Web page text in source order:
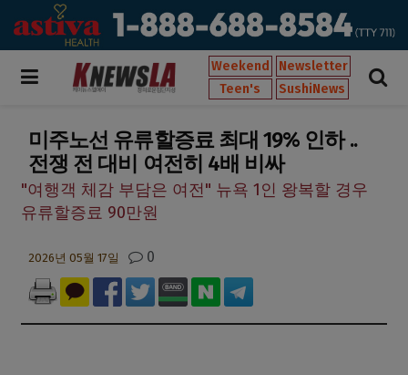
Weekend
Newsletter
Teen's
SushiNews
미주노선 유류할증료 최대 19% 인하 ..
전쟁 전 대비 여전히 4배 비싸
"여행객 체감 부담은 여전" 뉴욕 1인 왕복할 경우
유류할증료 90만원
2026년 05월 17일 0